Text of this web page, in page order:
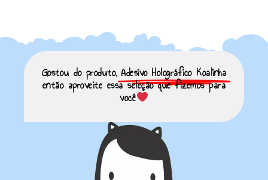
Gostou do produto,Adesivo Holográfico Koalinha
então aproveite essa seleção que fizemos para
você